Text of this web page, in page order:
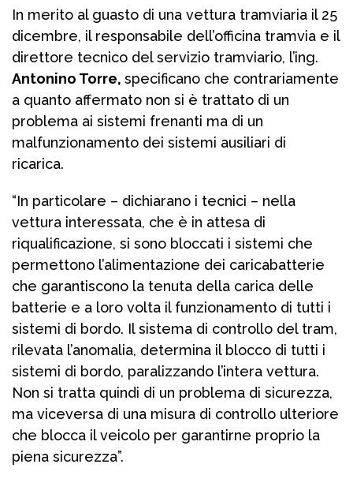
In merito al guasto di una vettura tramviaria il 25
dicembre, il responsabile dell’officina tramvia e il
direttore tecnico del servizio tramviario, l’ing.
Antonino Torre, specificano che contrariamente
a quanto affermato non si è trattato di un
problema ai sistemi frenanti ma di un
malfunzionamento dei sistemi ausiliari di
ricarica.
“In particolare – dichiarano i tecnici – nella
vettura interessata, che è in attesa di
riqualificazione, si sono bloccati i sistemi che
permettono l’alimentazione dei caricabatterie
che garantiscono la tenuta della carica delle
batterie e a loro volta il funzionamento di tutti i
sistemi di bordo. Il sistema di controllo del tram,
rilevata l’anomalia, determina il blocco di tutti i
sistemi di bordo, paralizzando l’intera vettura.
Non si tratta quindi di un problema di sicurezza,
ma viceversa di una misura di controllo ulteriore
che blocca il veicolo per garantirne proprio la
piena sicurezza”.